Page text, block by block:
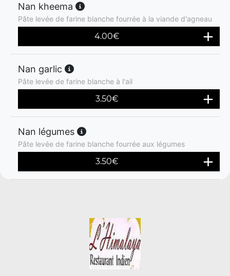
Nan kheema
Pâte levée de farine blanche fourrée à la viande d'agneau
4.00€
Nan garlic
Pâte levée de farine blanche à l'ail
3.50€
Nan légumes
Pâte levée de farine blanche fourrée aux légumes
3.50€